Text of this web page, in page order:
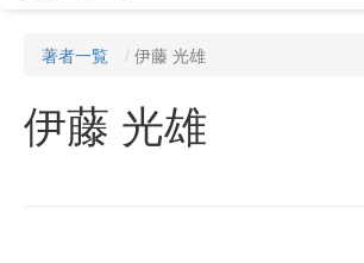
著者一覧 伊藤 光雄
伊藤 光雄